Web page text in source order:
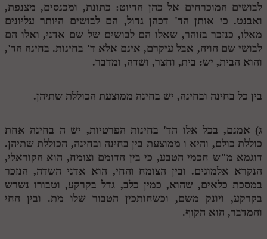
ספרים להורדה
מנוע חיפוש בספרים
תלמוד עשר הספירות בעיון
תע"ס חלק ב' עיון
תלמוד עשר הספירות חלק ד
תלמוד עשר הספירות חלק ה
תלמוד עשר הספירות חלק ו
תלמוד עשר הספירות חלק ז
לבושים המוכרחים אל כהן הדיוט: כתונת, ומכנסים, מצנפת,
ואבנט. כי אותן הד' דכהן גדול, הם לבושים היותר עליונים
מאלו, כנזכר בזוהר, שאלו הם לבושים של שם אדני, ואלו הם
לבושי שם הויה, אבל עיקרם, אינם אלא ד' בחינות. בחינה הד',
והוא הבית, יש: בית, וחצר, ושדה, ומדבר.
בין כל בחינה ובחינה, יש בחינה ממוצעת הכוללת שתיהן.
ג) אמנם, בכל אלו הד' בחינות הפרטיות, יש ה בחינה אחת
כוללת כולם, והיא ו ממוצעת בין בחינה ובחינה, הכוללת שתיהן.
דוגמא מ"ש חכמי הטבע, כי בין הדומם וצומח, הוא הקוראלי,
הנקרא אלמוגים. ובין הצומח והחי, הוא אדני השדה, הנזכר
במסכת כלאים, שהוא, כמין כלב, גדל בקרקע, וטבורו נשרש
בקרקע, ויונק משם, וכשחותכין הטבור שלו מת. ובין החי
והמדבר, הוא הקוף.